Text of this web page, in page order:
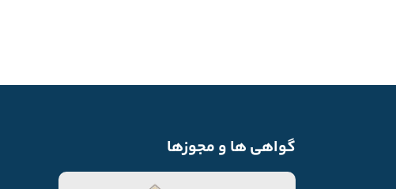
گواهی ها و مجوزها